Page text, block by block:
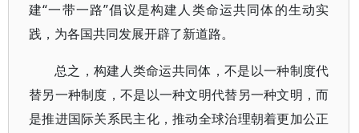
建“一带一路”倡议是构建人类命运共同体的生动实
践，为各国共同发展开辟了新道路。
总之，构建人类命运共同体，不是以一种制度代
替另一种制度，不是以一种文明代替另一种文明，而
是推进国际关系民主化，推动全球治理朝着更加公正